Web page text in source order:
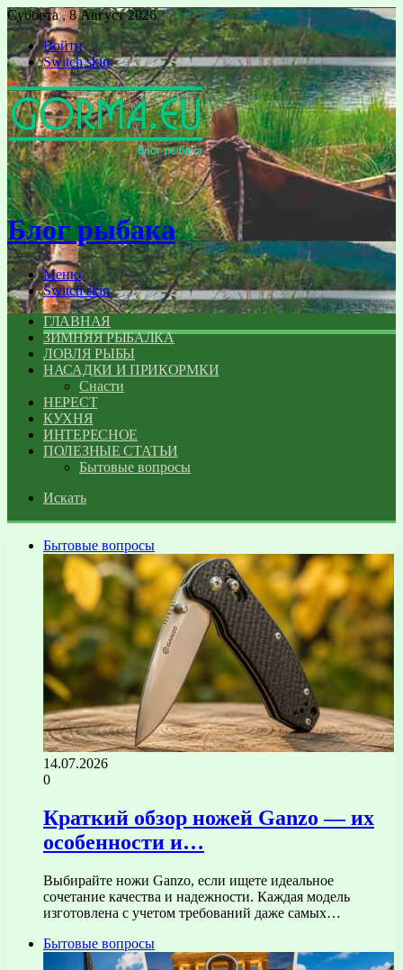
Суббота , 8 Август 2026
Войти
Switch skin
Блог рыбака
Меню
Switch skin
ГЛАВНАЯ
ЗИМНЯЯ РЫБАЛКА
ЛОВЛЯ РЫБЫ
НАСАДКИ И ПРИКОРМКИ
Снасти
НЕРЕСТ
КУХНЯ
ИНТЕРЕСНОЕ
ПОЛЕЗНЫЕ СТАТЬИ
Бытовые вопросы
Искать
Бытовые вопросы
14.07.2026
0
Краткий обзор ножей Ganzo — их
особенности и…
Выбирайте ножи Ganzo, если ищете идеальное
сочетание качества и надежности. Каждая модель
изготовлена с учетом требований даже самых…
Бытовые вопросы